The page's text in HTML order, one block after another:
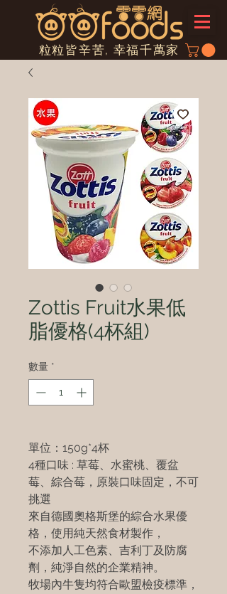
粒粒皆辛苦, 幸福千萬家
Zottis Fruit水果低
脂優格(4杯組)
數量 *
單位：150g*4杯
4種口味 : 草莓、水蜜桃、覆盆
莓、綜合莓，原裝口味固定，不可
挑選
來自德國奧格斯堡的綜合水果優
格，使用純天然食材製作，
不添加人工色素、吉利丁及防腐
劑，純淨自然的企業精神。
牧場內牛隻均符合歐盟檢疫標準，